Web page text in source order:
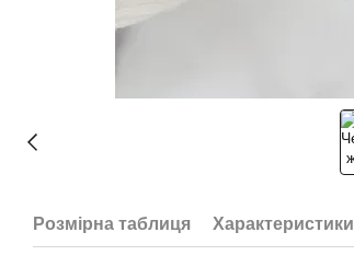
Розмірна таблиця Характеристики